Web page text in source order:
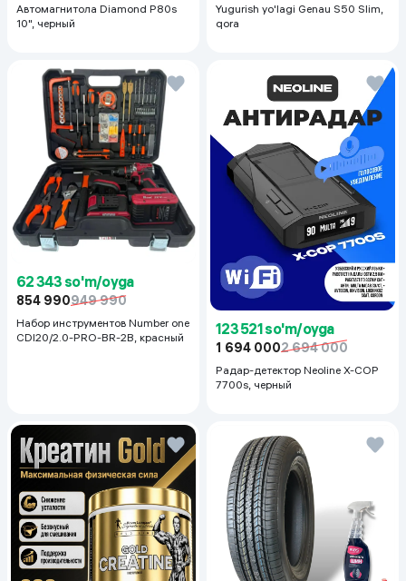
Автомагнитола Diamond P80s
10", черный
Yugurish yo'lagi Genau S50 Slim,
qora
62 343 so'm/oyga
854 990949 990
Набор инструментов Number one
CDI20/2.0-PRO-BR-2B, красный
123 521 so'm/oyga
1 694 0002 694 000
Радар-детектор Neoline X-COP
7700s, черный